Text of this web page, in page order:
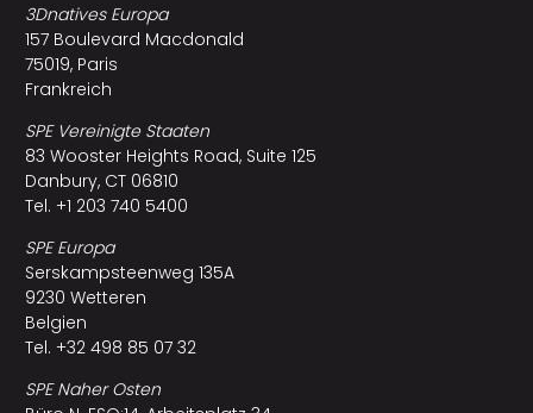
3Dnatives Europa
157 Boulevard Macdonald
75019, Paris
Frankreich
SPE Vereinigte Staaten
83 Wooster Heights Road, Suite 125
Danbury, CT 06810
Tel. +1 203 740 5400
SPE Europa
Serskampsteenweg 135A
9230 Wetteren
Belgien
Tel. +32 498 85 07 32
SPE Naher Osten